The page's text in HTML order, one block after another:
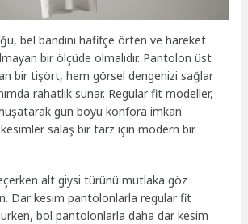
bel bandını hafifçe örten ve hareket
bir ölçüde olmalıdır. Pantolon üst
bir tişört, hem görsel dengenizi sağlar
rahatlık sunar. Regular fit modeller,
gün boyu konfora imkan
salaş bir tarz için modern bir
alt giysi türünü mutlaka göz
Dar kesim pantolonlarla regular fit
bol pantolonlarla daha dar kesim